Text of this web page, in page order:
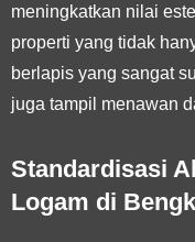
meningkatkan nilai
properti yang tidak
berlapis yang sangat
juga tampil menawan
Standardisasi
Logam di